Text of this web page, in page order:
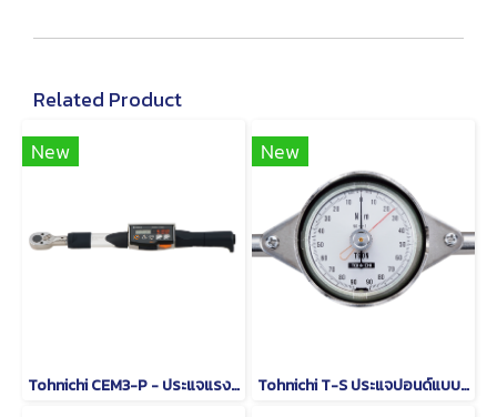
Related Product
New
Tohnichi CEM3-P - ประแจแรงบิดดิจิตอลชนิดหัวเปลี่ยนได้
New
Tohnichi T-S ประแจปอนด์แบบหน้าปัดชนิดด้ามจับรูปตัว T